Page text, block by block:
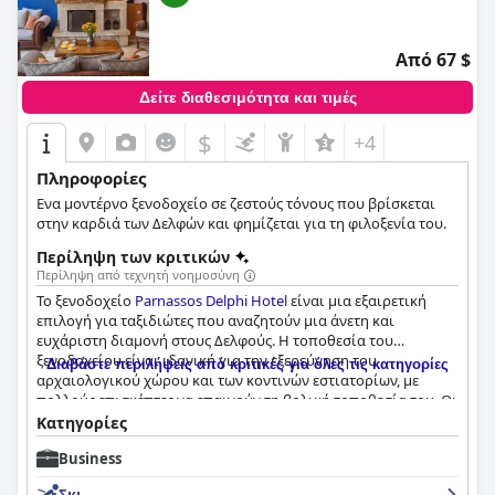
Από 67 $
Δείτε διαθεσιμότητα και τιμές
$ +4
Πληροφορίες
Ενα μοντέρνο ξενοδοχείο σε ζεστούς τόνους που βρίσκεται
στην καρδιά των Δελφών και φημίζεται για τη φιλοξενία του.
Περίληψη των κριτικών
Περίληψη από τεχνητή νοημοσύνη
Το ξενοδοχείο Parnassos Delphi Hotelείναι μια εξαιρετική
επιλογή για ταξιδιώτες που αναζητούν μια άνετη και
ευχάριστη διαμονή στους Δελφούς. Η τοποθεσία του
ξενοδοχείου είναι ιδανική για την εξερεύνηση του
αρχαιολογικού χώρου και των κοντινών εστιατορίων, με
πολλούς επισκέπτες να επαινούν τη βολική τοποθεσία του. Οι
επιλογές πρωινού είναι άφθονες, φρέσκες και νόστιμες με
μεγάλη ποικιλία επιλογών. Τα δωμάτια είναι ευρύχωρα,
καθαρά και καλά εξοπλισμένα με άνετα κρεβάτια και
ανακαινισμένα μπάνια. Το προσωπικό είναι εξαιρετικά
Διαβάστε περιλήψεις από κριτικές για όλες τις κατηγορίες
Κατηγορίες
Business